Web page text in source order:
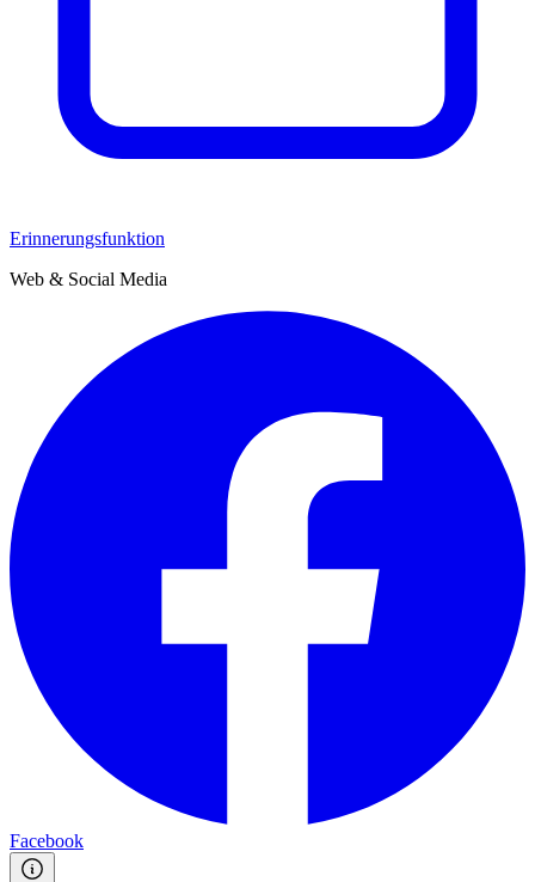
Erinnerungsfunktion
Web & Social Media
Facebook